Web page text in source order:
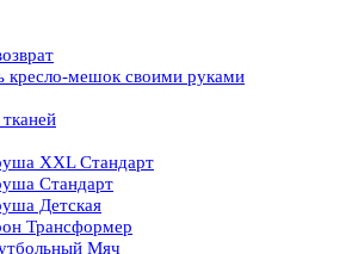
кресло-мешок своими руками
XXL Стандарт
Cтандарт
Детская
Трансформер
Мяч